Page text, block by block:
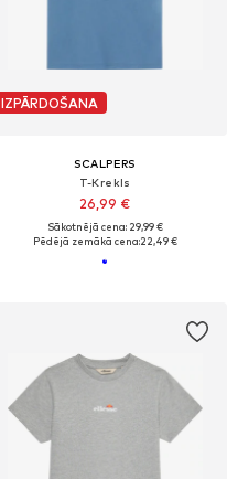
IZPĀRDOŠANA
SCALPERS
T-Krekls
26,99 €
Sākotnējā cena: 29,99 €
Pēdējā zemākā cena:22,49 €